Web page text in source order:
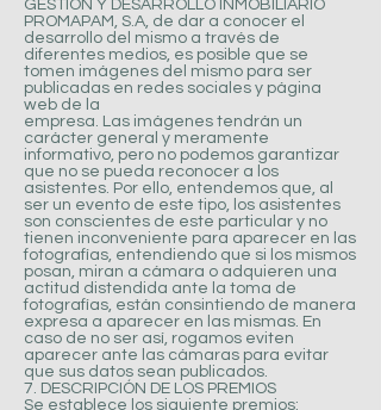
GESTION Y DESARROLLO INMOBILIARIO
PROMAPAM, S.A, de dar a conocer el
desarrollo del mismo a través de
diferentes medios, es posible que se
tomen imágenes del mismo para ser
publicadas en redes sociales y página
web de la
empresa. Las imágenes tendrán un
carácter general y meramente
informativo, pero no podemos garantizar
que no se pueda reconocer a los
asistentes. Por ello, entendemos que, al
ser un evento de este tipo, los asistentes
son conscientes de este particular y no
tienen inconveniente para aparecer en las
fotografías, entendiendo que si los mismos
posan, miran a cámara o adquieren una
actitud distendida ante la toma de
fotografías, están consintiendo de manera
expresa a aparecer en las mismas. En
caso de no ser así, rogamos eviten
aparecer ante las cámaras para evitar
que sus datos sean publicados.
7. DESCRIPCIÓN DE LOS PREMIOS
Se establece los siguiente premios: